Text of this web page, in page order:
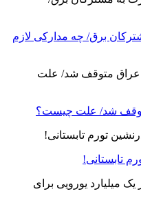
برق/ چه مدارکی لازم
شد/ علت چیست؟